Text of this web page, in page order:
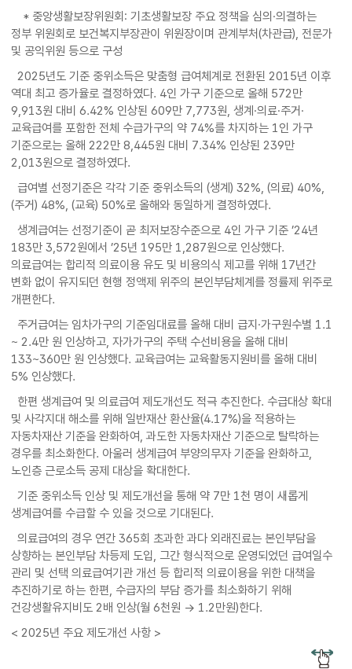
* 중앙생활보장위원회: 기초생활보장 주요 정책을 심의·의결하는
정부 위원회로 보건복지부장관이 위원장이며 관계부처(차관급), 전문가
및 공익위원 등으로 구성
2025년도 기준 중위소득은 맞춤형 급여체계로 전환된 2015년 이후
역대 최고 증가율로 결정하였다. 4인 가구 기준으로 올해 572만
9,913원 대비 6.42% 인상된 609만 7,773원, 생계·의료·주거·
교육급여를 포함한 전체 수급가구의 약 74%를 차지하는 1인 가구
기준으로는 올해 222만 8,445원 대비 7.34% 인상된 239만
2,013원으로 결정하였다.
급여별 선정기준은 각각 기준 중위소득의 (생계) 32%, (의료) 40%,
(주거) 48%, (교육) 50%로 올해와 동일하게 결정하였다.
생계급여는 선정기준이 곧 최저보장수준으로 4인 가구 기준 ’24년
183만 3,572원에서 ’25년 195만 1,287원으로 인상했다.
의료급여는 합리적 의료이용 유도 및 비용의식 제고를 위해 17년간
변화 없이 유지되던 현행 정액제 위주의 본인부담체계를 정률제 위주로
개편한다.
주거급여는 임차가구의 기준임대료를 올해 대비 급지·가구원수별 1.1
~ 2.4만 원 인상하고, 자가가구의 주택 수선비용을 올해 대비
133~360만 원 인상했다. 교육급여는 교육활동지원비를 올해 대비
5% 인상했다.
한편 생계급여 및 의료급여 제도개선도 적극 추진한다. 수급대상 확대
및 사각지대 해소를 위해 일반재산 환산율(4.17%)을 적용하는
자동차재산 기준을 완화하여, 과도한 자동차재산 기준으로 탈락하는
경우를 최소화한다. 아울러 생계급여 부양의무자 기준을 완화하고,
노인층 근로소득 공제 대상을 확대한다.
기준 중위소득 인상 및 제도개선을 통해 약 7만 1천 명이 새롭게
생계급여를 수급할 수 있을 것으로 기대된다.
의료급여의 경우 연간 365회 초과한 과다 외래진료는 본인부담을
상향하는 본인부담 차등제 도입, 그간 형식적으로 운영되었던 급여일수
관리 및 선택 의료급여기관 개선 등 합리적 의료이용을 위한 대책을
추진하기로 하는 한편, 수급자의 부담 증가를 최소화하기 위해
건강생활유지비도 2배 인상(월 6천원 → 1.2만원)한다.
< 2025년 주요 제도개선 사항 >